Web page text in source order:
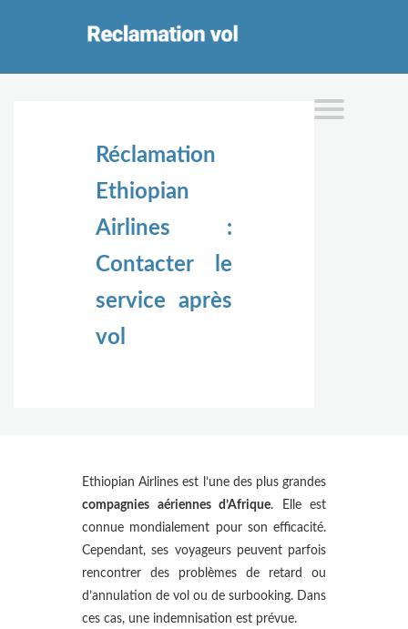
Réclamation
Ethiopian
Airlines :
Contacter le
service après
vol
Ethiopian Airlines est l’une des plus grandes
compagnies aériennes d’Afrique. Elle est
connue mondialement pour son efficacité.
Cependant, ses voyageurs peuvent parfois
rencontrer des problèmes de retard ou
d’annulation de vol ou de surbooking. Dans
ces cas, une indemnisation est prévue.